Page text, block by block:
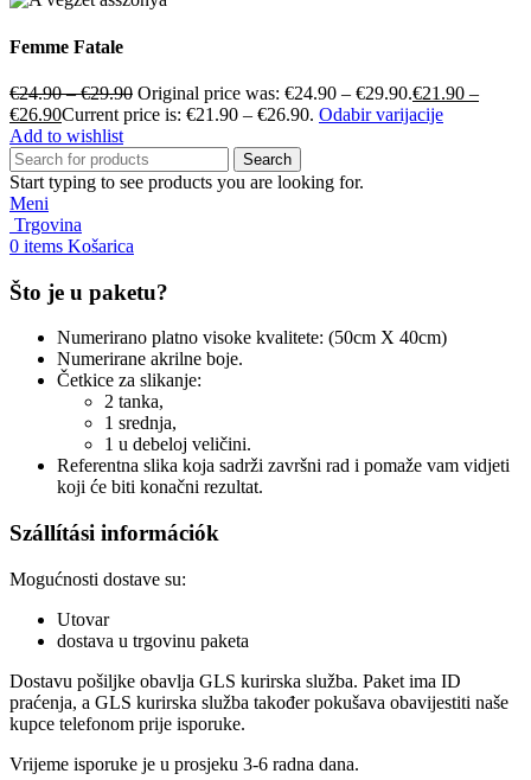
Femme Fatale
€24.90–€29.90 Original price was: €24.90 – €29.90.€21.90 –
€26.90Current price is: €21.90 – €26.90. Odabir varijacije
Add to wishlist
Search
Start typing to see products you are looking for.
Meni
Trgovina
0 items Košarica
Što je u paketu?
Numerirano platno visoke kvalitete: (50cm X 40cm)
Numerirane akrilne boje.
Četkice za slikanje:
2 tanka,
1 srednja,
1 u debeloj veličini.
Referentna slika koja sadrži završni rad i pomaže vam vidjeti
koji će biti konačni rezultat.
Szállítási információk
Mogućnosti dostave su:
Utovar
dostava u trgovinu paketa
Dostavu pošiljke obavlja GLS kurirska služba. Paket ima ID
praćenja, a GLS kurirska služba također pokušava obavijestiti naše
kupce telefonom prije isporuke.
Vrijeme isporuke je u prosjeku 3-6 radna dana.